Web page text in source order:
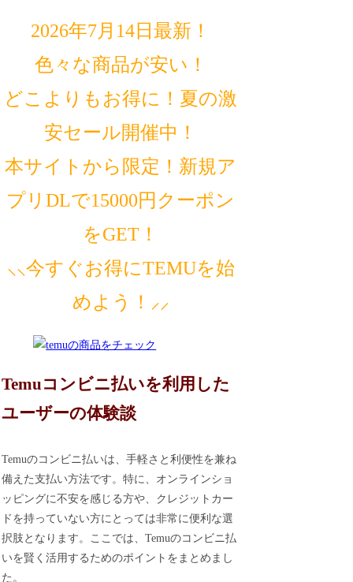
2026年7月14日最新！
色々な商品が安い！
どこよりもお得に！夏の激
安セール開催中！
本サイトから限定！新規ア
プリDLで15000円クーポン
をGET！
⸜⸜今すぐお得にTEMUを始
めよう！⸝⸝
Temuコンビニ払いを利用した
ユーザーの体験談
Temuのコンビニ払いは、手軽さと利便性を兼ね
備えた支払い方法です。特に、オンラインショ
ッピングに不安を感じる方や、クレジットカー
ドを持っていない方にとっては非常に便利な選
択肢となります。ここでは、Temuのコンビニ払
いを賢く活用するためのポイントをまとめまし
た。